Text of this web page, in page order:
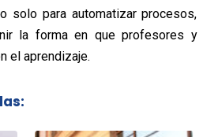
solo para automatizar procesos,
la forma en que profesores y
el aprendizaje.